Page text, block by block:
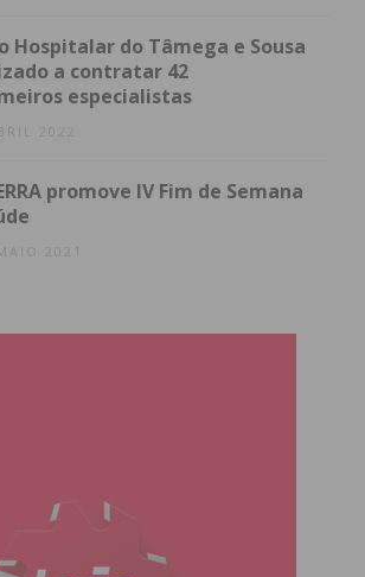
Hospitalar do Tâmega e Sousa
a contratar 42
especialistas
2022
promove IV Fim de Semana
2021